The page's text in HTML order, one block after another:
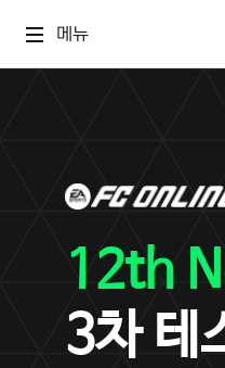
메뉴
12th
3차 테